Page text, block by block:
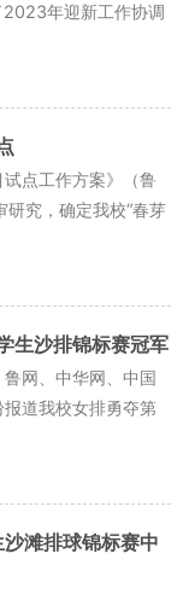
年迎新工作协调
点工作方案》（鲁
究，确定我校“春芽
生沙排锦标赛冠军
网、中华网、中国
道我校女排勇夺第
滩排球锦标赛中